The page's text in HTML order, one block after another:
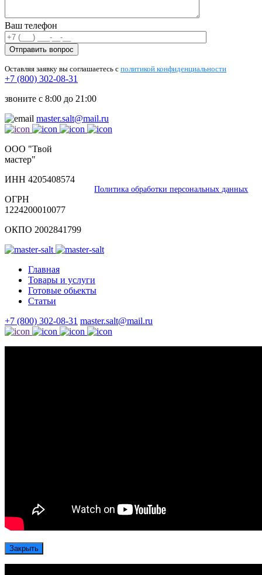
Ваш телефон
Оставляя заявку вы соглашаетесь с политикой конфиденциальности
+7 (800) 302-08-31
звоните с 8:00 до 21:00
master.salt@mail.ru
ООО "Твой
мастер"
ИНН 4205408574
ОГРН
1224200010077
ОКПО 2002841799
Политика обработки персональных данных
Главная
Товары и услуги
Готовые обьекты
Статьи
+7 (800) 302-08-31 master.salt@mail.ru
Закрыть